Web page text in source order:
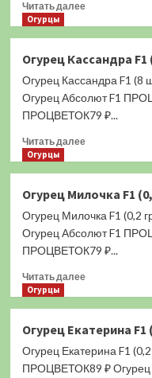
Читать далееПрочитать
Удача
(сладкий)
0,1
гр.
цена)
Огурцы
Огурец Кассандра
Огурец Кассандра F1 (8
Огурец Абсолют F1
ПРОЦВЕТОК79 ₽...
Читать далееПрочитать
Кассандра
F1
(8
шт.)
цена)
Огурцы
Огурец Милочка F1
Огурец Милочка F1 (0,2
Огурец Абсолют F1
ПРОЦВЕТОК79 ₽...
Читать далееПрочитать
Милочка
F1
(0,2
Огурцы
Огурец Екатерина
Огурец Екатерина F1
ПРОЦВЕТОК89 ₽